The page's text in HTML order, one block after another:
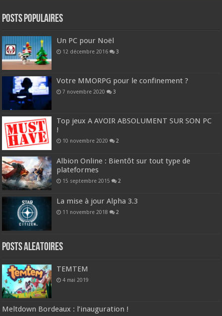
POSTS POPULAIRES
Un PC pour Noël
12 décembre 2016 3
Votre MMORPG pour le confinement ?
7 novembre 2020 3
Top jeux A AVOIR ABSOLUMENT SUR SON PC
!
10 novembre 2020 2
Albion Online : Bientôt sur tout type de
plateformes
15 septembre 2015 2
La mise à jour Alpha 3.3
11 novembre 2018 2
Posts ALEATOIRES
TEMTEM
4 mai 2019
Meltdown Bordeaux : l’inauguration !